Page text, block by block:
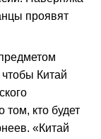
проявят
Китай
том, кто будет
«Китай